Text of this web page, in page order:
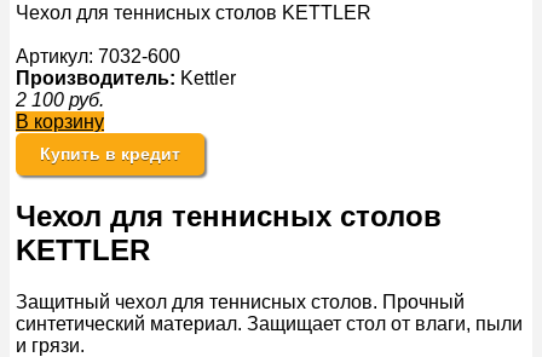
Чехол для теннисных столов KETTLER
Артикул: 7032-600
Производитель: Kettler
2 100 руб.
В корзину
Купить в кредит
Чехол для теннисных столов
KETTLER
Защитный чехол для теннисных столов. Прочный
синтетический материал. Защищает стол от влаги, пыли
и грязи.